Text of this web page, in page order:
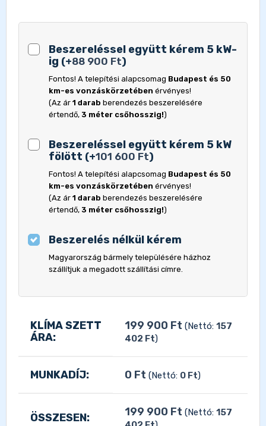
Beszereléssel együtt kérem 5 kW-
ig (+88 900 Ft)
Fontos! A telepítési alapcsomag Budapest és 50
km-es vonzáskörzetében érvényes!
(Az ár 1 darab berendezés beszerelésére
értendő, 3 méter csőhosszig!)
Beszereléssel együtt kérem 5 kW
fölött (+101 600 Ft)
Fontos! A telepítési alapcsomag Budapest és 50
km-es vonzáskörzetében érvényes!
(Az ár 1 darab berendezés beszerelésére
értendő, 3 méter csőhosszig!)
Beszerelés nélkül kérem
Magyarország bármely településére házhoz
szállítjuk a megadott szállítási címre.
KLÍMA SZETT
ÁRA:
199 900 Ft (Nettó: 157
402 Ft)
MUNKADÍJ: 0 Ft (Nettó: 0 Ft)
ÖSSZESEN: 199 900 Ft (Nettó: 157